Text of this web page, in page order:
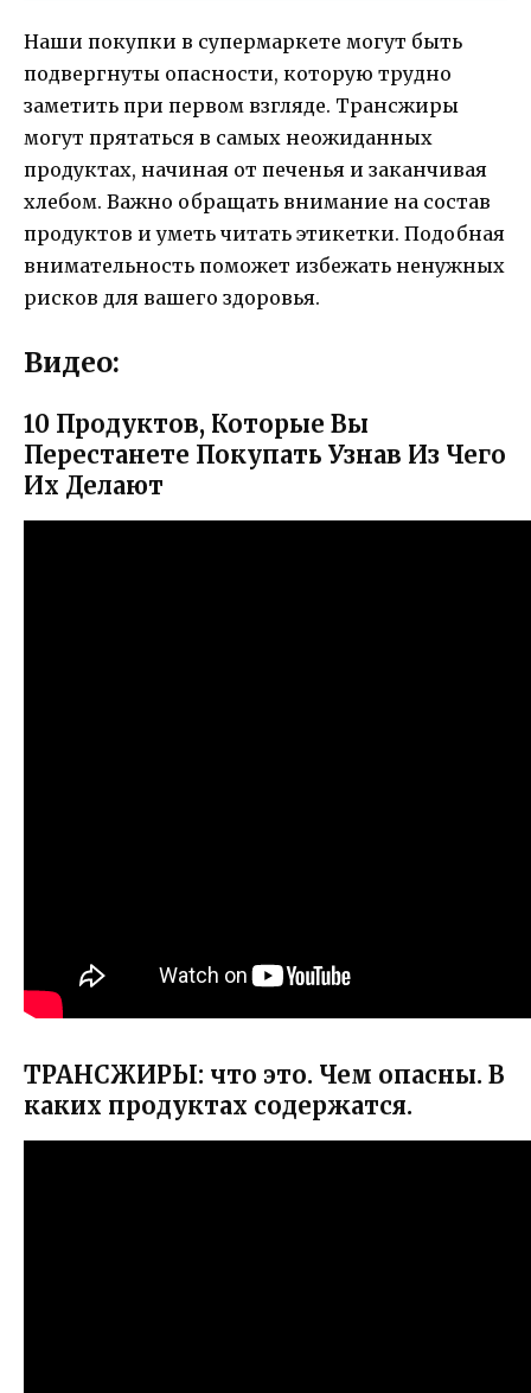
Наши покупки в супермаркете могут быть
подвергнуты опасности, которую трудно
заметить при первом взгляде. Трансжиры
могут прятаться в самых неожиданных
продуктах, начиная от печенья и заканчивая
хлебом. Важно обращать внимание на состав
продуктов и уметь читать этикетки. Подобная
внимательность поможет избежать ненужных
рисков для вашего здоровья.
Видео:
10 Продуктов, Которые Вы
Перестанете Покупать Узнав Из Чего
Их Делают
ТРАНСЖИРЫ: что это. Чем опасны. В
каких продуктах содержатся.